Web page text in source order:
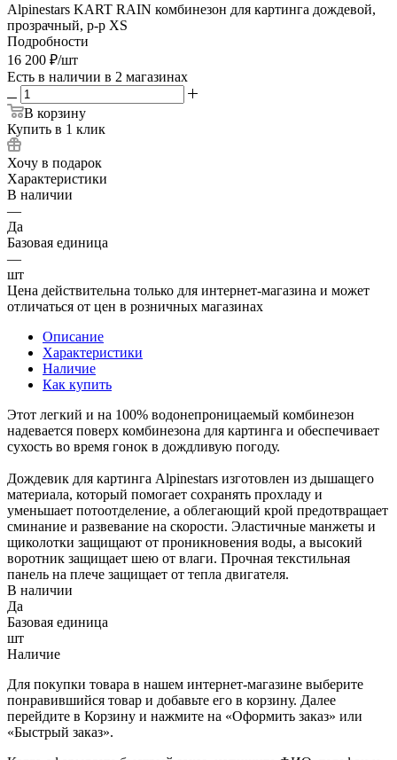
Alpinestars KART RAIN комбинезон для картинга дождевой,
прозрачный, р-р XS
Подробности
16 200 ₽/шт
Есть в наличии в 2 магазинах
В корзину
Купить в 1 клик
Хочу в подарок
Характеристики
В наличии
—
Да
Базовая единица
—
шт
Цена действительна только для интернет-магазина и может
отличаться от цен в розничных магазинах
Описание
Характеристики
Наличие
Как купить
Этот легкий и на 100% водонепроницаемый комбинезон
надевается поверх комбинезона для картинга и обеспечивает
сухость во время гонок в дождливую погоду.
Дождевик для картинга Alpinestars изготовлен из дышащего
материала, который помогает сохранять прохладу и
уменьшает потоотделение, а облегающий крой предотвращает
сминание и развевание на скорости. Эластичные манжеты и
щиколотки защищают от проникновения воды, а высокий
воротник защищает шею от влаги. Прочная текстильная
панель на плече защищает от тепла двигателя.
В наличии
Да
Базовая единица
шт
Наличие
Для покупки товара в нашем интернет-магазине выберите
понравившийся товар и добавьте его в корзину. Далее
перейдите в Корзину и нажмите на «Оформить заказ» или
«Быстрый заказ».